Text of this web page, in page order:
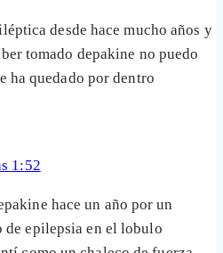
desde hace mucho años y
tomado depakine no puedo
ha quedado por dentro
1:52
hace un año por un
de epilepsia en el lobulo